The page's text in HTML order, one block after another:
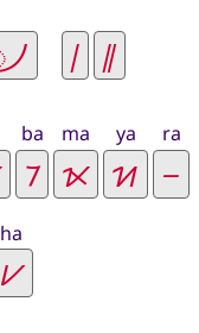
ba ma ya ra
ha